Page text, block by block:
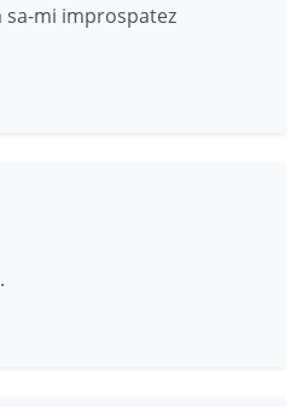
mi improspatez